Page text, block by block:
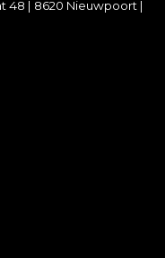
48 | 8620 Nieuwpoort |